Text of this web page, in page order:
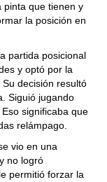
pinta que tienen y
la posición en
partida posicional
y optó por la
decisión resultó
Siguió jugando
significaba que
relámpago.
vio en una
no logró
permitió forzar la